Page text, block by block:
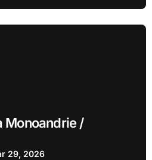
Monoandrie /
29, 2026